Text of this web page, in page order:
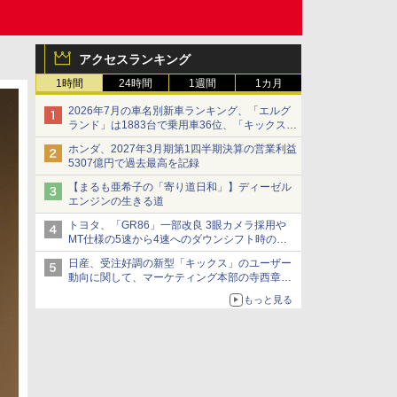
アクセスランキング
1時間 24時間 1週間 1カ月
2026年7月の車名別新車ランキング、「エルグ
ランド」は1883台で乗用車36位、「キックス」
は2591台で27位に
ホンダ、2027年3月期第1四半期決算の営業利益
5307億円で過去最高を記録
【まるも亜希子の「寄り道日和」】ディーゼル
エンジンの生きる道
トヨタ、「GR86」一部改良 3眼カメラ採用や
MT仕様の5速から4速へのダウンシフト時の操
作性向上など
日産、受注好調の新型「キックス」のユーザー
動向に関して、マーケティング本部の寺西章氏
もっと見る